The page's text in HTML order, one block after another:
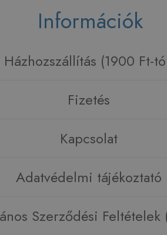
Információk
Házhozszállítás (1900 Ft-
Fizetés
Kapcsolat
Adatvédelmi tájékoztató
Szerződési Feltételek